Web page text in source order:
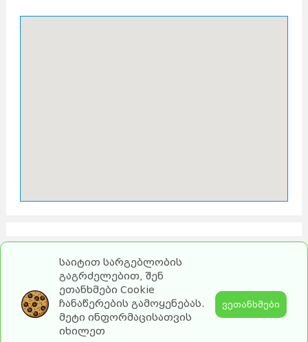
2026 turebi.ge. All Rights Reserved.
საიტით სარგებლობის
გაგრძელებით, შენ
ეთანხმები Cookie
ჩანაწერების გამოყენებას.
მეტი ინფორმაცისათვის
იხილეთ
ვეთანხმები